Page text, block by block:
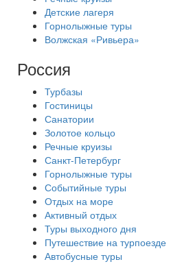
Детские лагеря
Горнолыжные туры
Волжская «Ривьера»
Россия
Турбазы
Гостиницы
Санатории
Золотое кольцо
Речные круизы
Санкт-Петербург
Горнолыжные туры
Событийные туры
Отдых на море
Активный отдых
Туры выходного дня
Путешествие на турпоезде
Автобусные туры